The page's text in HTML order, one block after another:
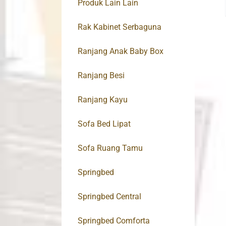
Produk Lain Lain
Rak Kabinet Serbaguna
Ranjang Anak Baby Box
Ranjang Besi
Ranjang Kayu
Sofa Bed Lipat
Sofa Ruang Tamu
Springbed
Springbed Central
Springbed Comforta